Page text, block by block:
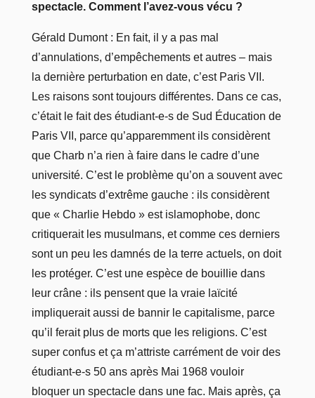
spectacle. Comment l’avez-vous vécu ?
Gérald Dumont : En fait, il y a pas mal
d’annulations, d’empêchements et autres – mais
la dernière perturbation en date, c’est Paris VII.
Les raisons sont toujours différentes. Dans ce cas,
c’était le fait des étudiant-e-s de Sud Éducation de
Paris VII, parce qu’apparemment ils considèrent
que Charb n’a rien à faire dans le cadre d’une
université. C’est le problème qu’on a souvent avec
les syndicats d’extrême gauche : ils considèrent
que « Charlie Hebdo » est islamophobe, donc
critiquerait les musulmans, et comme ces derniers
sont un peu les damnés de la terre actuels, on doit
les protéger. C’est une espèce de bouillie dans
leur crâne : ils pensent que la vraie laïcité
impliquerait aussi de bannir le capitalisme, parce
qu’il ferait plus de morts que les religions. C’est
super confus et ça m’attriste carrément de voir des
étudiant-e-s 50 ans après Mai 1968 vouloir
bloquer un spectacle dans une fac. Mais après, ça